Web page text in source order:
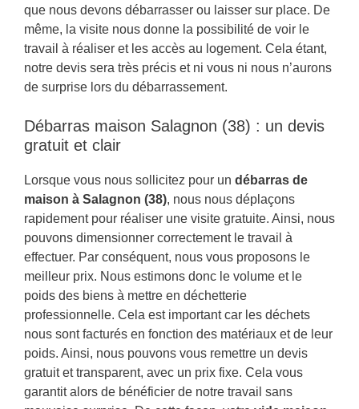
que nous devons débarrasser ou laisser sur place. De
même, la visite nous donne la possibilité de voir le
travail à réaliser et les accès au logement. Cela étant,
notre devis sera très précis et ni vous ni nous n’aurons
de surprise lors du débarrassement.
Débarras maison Salagnon (38) : un devis
gratuit et clair
Lorsque vous nous sollicitez pour un débarras de
maison à Salagnon (38), nous nous déplaçons
rapidement pour réaliser une visite gratuite. Ainsi, nous
pouvons dimensionner correctement le travail à
effectuer. Par conséquent, nous vous proposons le
meilleur prix. Nous estimons donc le volume et le
poids des biens à mettre en déchetterie
professionnelle. Cela est important car les déchets
nous sont facturés en fonction des matériaux et de leur
poids. Ainsi, nous pouvons vous remettre un devis
gratuit et transparent, avec un prix fixe. Cela vous
garantit alors de bénéficier de notre travail sans